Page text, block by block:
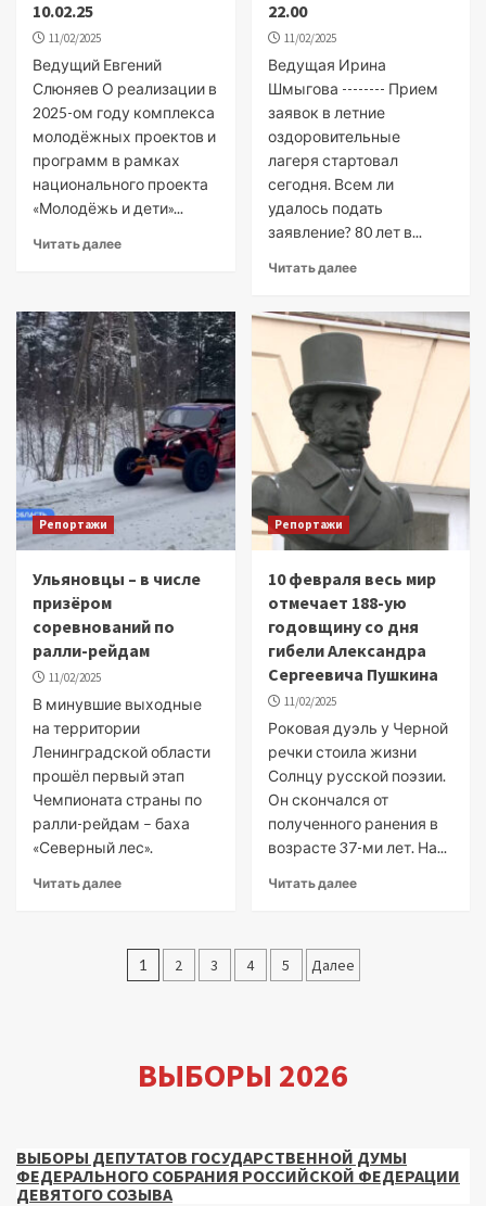
10.02.25
11/02/2025
Ведущий Евгений
Слюняев О реализации в
2025-ом году комплекса
молодёжных проектов и
программ в рамках
национального проекта
«Молодёжь и дети»...
Читать далее
22.00
11/02/2025
Ведущая Ирина
Шмыгова -------- Прием
заявок в летние
оздоровительные
лагеря стартовал
сегодня. Всем ли
удалось подать
заявление? 80 лет в...
Читать далее
Репортажи
Ульяновцы – в числе
призёром
соревнований по
ралли-рейдам
11/02/2025
В минувшие выходные
на территории
Ленинградской области
прошёл первый этап
Чемпионата страны по
ралли-рейдам – баха
«Северный лес».
Читать далее
Репортажи
10 февраля весь мир
отмечает 188-ую
годовщину со дня
гибели Александра
Сергеевича Пушкина
11/02/2025
Роковая дуэль у Черной
речки стоила жизни
Солнцу русской поэзии.
Он скончался от
полученного ранения в
возрасте 37-ми лет. На...
Читать далее
Пагинация
1 2 3 4 5 Далее
ВЫБОРЫ 2026
ВЫБОРЫ ДЕПУТАТОВ ГОСУДАРСТВЕННОЙ ДУМЫ
ФЕДЕРАЛЬНОГО СОБРАНИЯ РОССИЙСКОЙ ФЕДЕРАЦИИ
ДЕВЯТОГО СОЗЫВА